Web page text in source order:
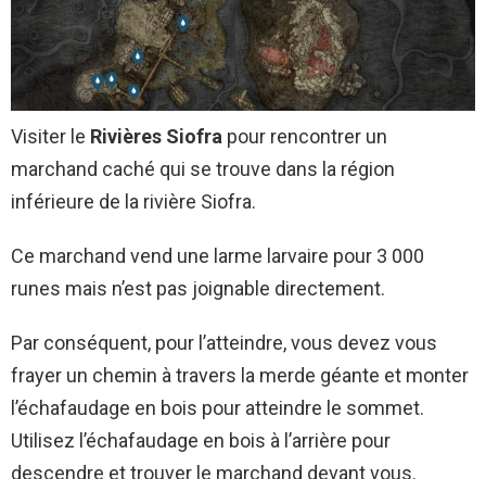
Visiter le Rivières Siofra pour rencontrer un
marchand caché qui se trouve dans la région
inférieure de la rivière Siofra.
Ce marchand vend une larme larvaire pour 3 000
runes mais n’est pas joignable directement.
Par conséquent, pour l’atteindre, vous devez vous
frayer un chemin à travers la merde géante et monter
l’échafaudage en bois pour atteindre le sommet.
Utilisez l’échafaudage en bois à l’arrière pour
descendre et trouver le marchand devant vous.